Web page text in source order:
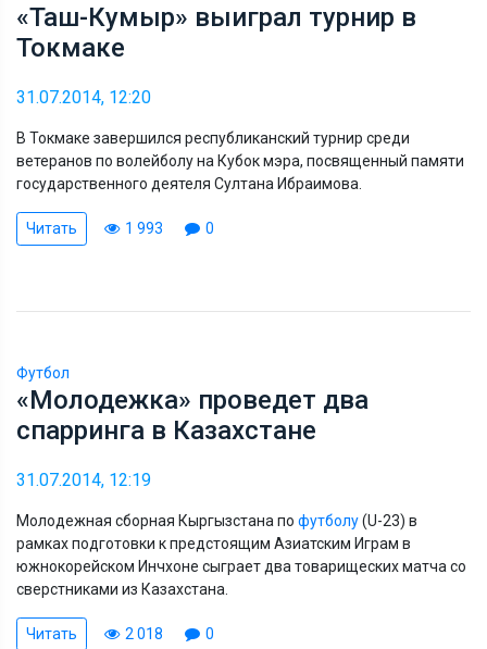
«Таш-Кумыр» выиграл турнир в
Токмаке
31.07.2014, 12:20
В Токмаке завершился республиканский турнир среди
ветеранов по волейболу на Кубок мэра, посвященный памяти
государственного деятеля Султана Ибраимова.
Читать 1 993 0
Футбол
«Молодежка» проведет два
спарринга в Казахстане
31.07.2014, 12:19
Молодежная сборная Кыргызстана по футболу(U-23) в
рамках подготовки к предстоящим Азиатским Играм в
южнокорейском Инчхоне сыграет два товарищеских матча со
сверстниками из Казахстана.
Читать 2 018 0